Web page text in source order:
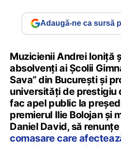
Adaugă-ne ca sursă
Muzicienii Andrei Ioniță
absolvenți ai Școlii
Sava” din București și
universități de prestigiu
fac apel public la
premierul Ilie Bolojan și
Daniel David, să renunțe
comasare care